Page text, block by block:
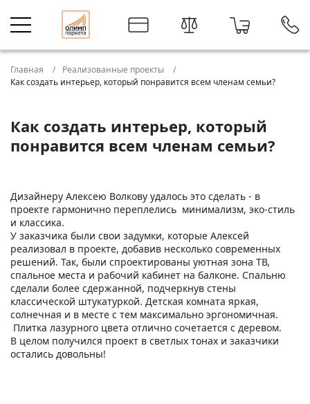
Главная
Реализованные проекты
Как создать интерьер, который понравится всем членам семьи?
Как создать интерьер, который
понравится всем членам семьи?
Дизайнеру Алексею Волкову удалось это сделать - в
проекте гармонично переплелись минимализм, эко-стиль
и классика.
У заказчика были свои задумки, которые Алексей
реализовал в проекте, добавив несколько современных
решений. Так, были спроектированы уютная зона ТВ,
спальное места и рабочий кабинет на балконе. Спальню
сделали более сдержанной, подчеркнув стены
классической штукатуркой. Детская комната яркая,
солнечная и в месте с тем максимально эргономичная.
Плитка лазурного цвета отлично сочетается с деревом.
В целом получился проект в светлых тонах и заказчики
остались довольны!